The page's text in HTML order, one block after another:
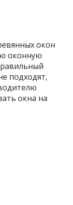
окон
оконную
подходят,
окна на